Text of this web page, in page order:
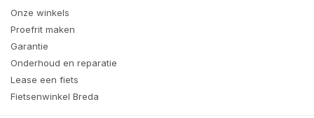
Onze winkels
Proefrit maken
Garantie
Onderhoud en reparatie
Lease een fiets
Fietsenwinkel Breda